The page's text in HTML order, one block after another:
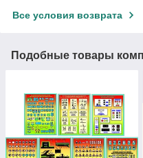
Все условия возврата
Подобные товары